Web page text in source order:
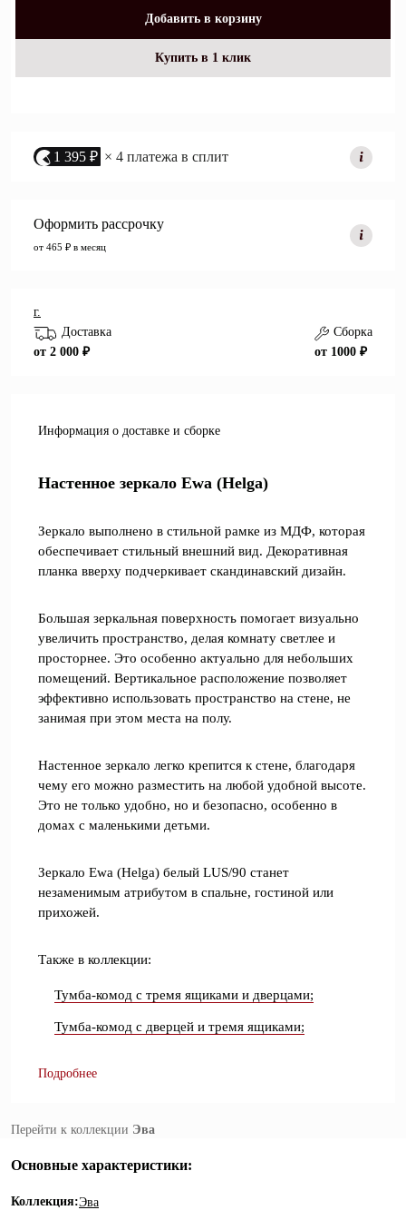
Добавить в корзину
Купить в 1 клик
1 395 ₽ × 4 платежа в сплит
Оформить рассрочку
от 465 ₽ в месяц
г.
Доставка
от 2 000 ₽
Сборка
от 1000 ₽
Информация о доставке и сборке
Настенное зеркало Ewa (Helga)
Зеркало выполнено в стильной рамке из МДФ, которая
обеспечивает стильный внешний вид. Декоративная
планка вверху подчеркивает скандинавский дизайн.
Большая зеркальная поверхность помогает визуально
увеличить пространство, делая комнату светлее и
просторнее. Это особенно актуально для небольших
помещений. Вертикальное расположение позволяет
эффективно использовать пространство на стене, не
занимая при этом места на полу.
Настенное зеркало легко крепится к стене, благодаря
чему его можно разместить на любой удобной высоте.
Это не только удобно, но и безопасно, особенно в
домах с маленькими детьми.
Зеркало Ewa (Helga) белый LUS/90 станет
незаменимым атрибутом в спальне, гостиной или
прихожей.
Также в коллекции:
Тумба-комод с тремя ящиками и дверцами;
Тумба-комод с дверцей и тремя ящиками;
Подробнее
Перейти к коллекции Эва
Основные характеристики:
Коллекция:Эва